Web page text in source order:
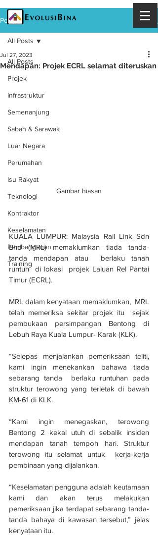
Post
All Posts
Projek
Infrastruktur
Semenanjung
Sabah & Sarawak
Luar Negara
Perumahan
Isu Rakyat
Teknologi
Kontraktor
Keselamatan
Pembangunan
Training
All Posts
Mendapan: Projek ECRL selamat diteruskan
Jul 27, 2023
Gambar hiasan
KUALA LUMPUR: Malaysia Rail Link Sdn
Bhd (MRL) memaklumkan tiada tanda-
tanda mendapan atau  berlaku tanah
runtuh  di lokasi  projek Laluan Rel Pantai
Timur (ECRL).
MRL dalam kenyataan memaklumkan,  MRL
telah memeriksa sekitar projek itu  sejak
pembukaan persimpangan Bentong di
Lebuh Raya Kuala Lumpur- Karak (KLK).
“Selepas menjalankan pemeriksaan teliti,
kami ingin menekankan bahawa tiada
sebarang tanda  berlaku runtuhan pada
struktur terowong yang terletak di bawah
KM-61 di KLK.
“Kami ingin menegaskan, terowong
Bentong 2 kekal utuh di sebalik insiden
mendapan tanah tempoh hari. Struktur
terowong itu selamat untuk  kerja-kerja
pembinaan yang dijalankan.
“Keselamatan pengguna adalah keutamaan
kami dan akan terus melakukan
pemeriksaan jika terdapat sebarang tanda-
tanda bahaya di kawasan tersebut,” jelas
kenyataan itu.